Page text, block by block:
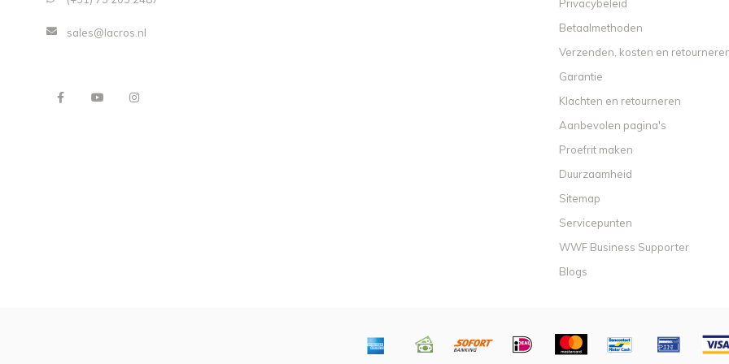
sales@lacros.nl
Privacybeleid
Betaalmethoden
Verzenden, kosten en
Garantie
Klachten en retourneren
Aanbevolen pagina's
Proefrit maken
Duurzaamheid
Sitemap
Servicepunten
WWF Business Supporter
Blogs